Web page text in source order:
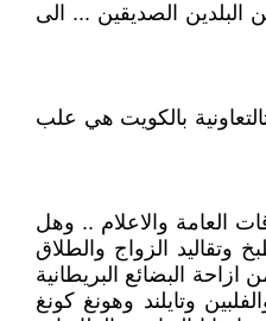
البلدين الصديقين ... الى
بالكويت هي علب
العامة والاعلام .. وهل
وتقاليد الزواج والطلاق
البضائع البريطانية
وتايلند وهونغ كونغ